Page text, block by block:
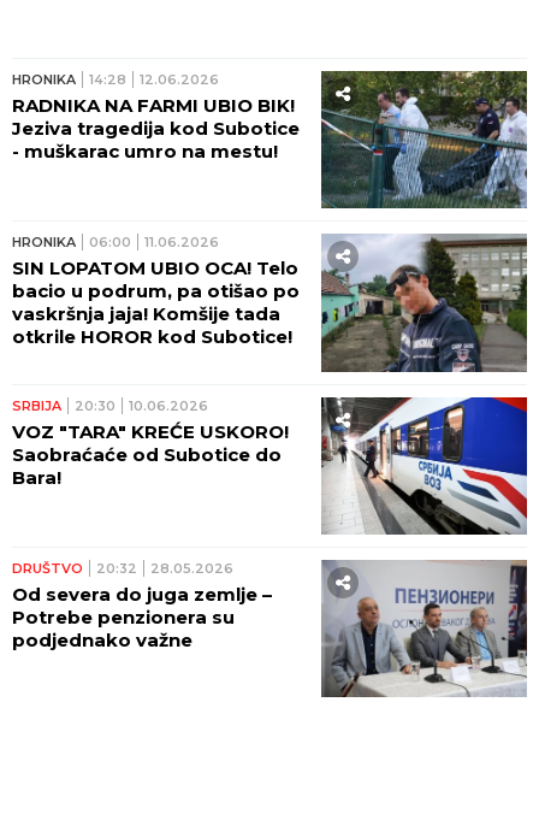
HRONIKA 14:28 12.06.2026
RADNIKA NA FARMI UBIO BIK!
Jeziva tragedija kod Subotice
- muškarac umro na mestu!
HRONIKA 06:00 11.06.2026
SIN LOPATOM UBIO OCA! Telo
bacio u podrum, pa otišao po
vaskršnja jaja! Komšije tada
otkrile HOROR kod Subotice!
SRBIJA 20:30 10.06.2026
VOZ "TARA" KREĆE USKORO!
Saobraćaće od Subotice do
Bara!
DRUŠTVO 20:32 28.05.2026
Od severa do juga zemlje –
Potrebe penzionera su
podjednako važne